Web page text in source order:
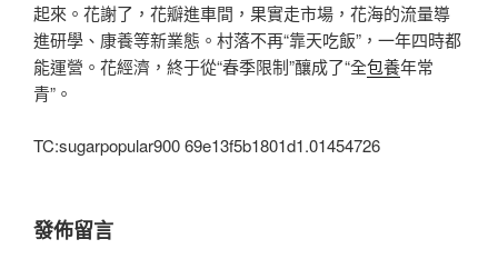
起來。花謝了，花瓣進車間，果實走市場，花海的流量導
進研學、康養等新業態。村落不再“靠天吃飯”，一年四時都
能運營。花經濟，終于從“春季限制”釀成了“全包養年常
青”。
TC:sugarpopular900 69e13f5b1801d1.01454726
發佈留言